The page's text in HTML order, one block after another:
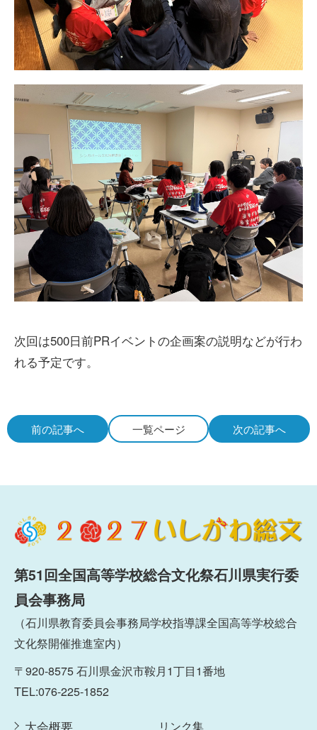
次回は500日前PRイベントの企画案の説明などが行わ
れる予定です。
前の記事へ 一覧ページ 次の記事へ
第51回全国高等学校総合文化祭石川県実行委
員会事務局
（石川県教育委員会事務局学校指導課全国高等学校総合
文化祭開催推進室内）
〒920-8575 石川県金沢市鞍月1丁目1番地
TEL:076-225-1852
大会概要 リンク集